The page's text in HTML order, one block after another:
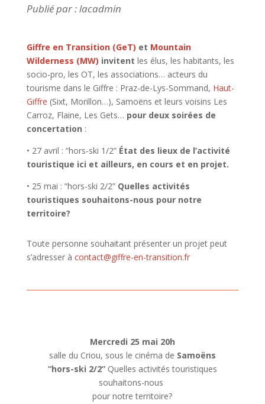
Publié par : lacadmin
Giffre en Transition (GeT) et Mountain
Wilderness (MW) invitent les élus, les habitants, les
socio-pro, les OT, les associations… acteurs du
tourisme dans le Giffre : Praz-de-Lys-Sommand, Haut-
Giffre (Sixt, Morillon…), Samoëns et leurs voisins Les
Carroz, Flaine, Les Gets… pour deux soirées de
concertation :
• 27 avril : “hors-ski 1/2” État des lieux de l’activité
touristique ici et ailleurs, en cours et en projet.
• 25 mai : “hors-ski 2/2” Quelles activités
touristiques souhaitons-nous pour notre
territoire?
Toute personne souhaitant présenter un projet peut
s’adresser à contact@giffre-en-transition.fr
Mercredi 25 mai 20h
salle du Criou, sous le cinéma de Samoëns
“hors-ski 2/2”Quelles activités touristiques
souhaitons-nous
pour notre territoire?